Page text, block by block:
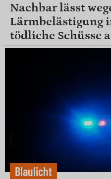
Nachbar lässt
Lärmbelästigung
tödliche Schüsse
Blaulicht